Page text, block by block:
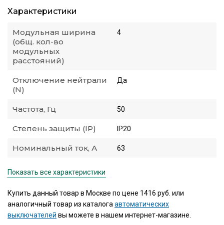
Характеристики
Модульная ширина
(общ. кол-во
модульных
расстояний)
4
Отключение нейтрали
(N)
Да
Частота, Гц 50
Степень защиты (IP) IP20
Номинальный ток, А 63
Показать все характеристики
Купить данный товар в Москве по цене 1416 руб. или
аналогичный товар из каталогаавтоматических
выключателей вы можете в нашем интернет-магазине.